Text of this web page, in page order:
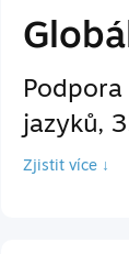
jazyků,
Zjistit více ↓